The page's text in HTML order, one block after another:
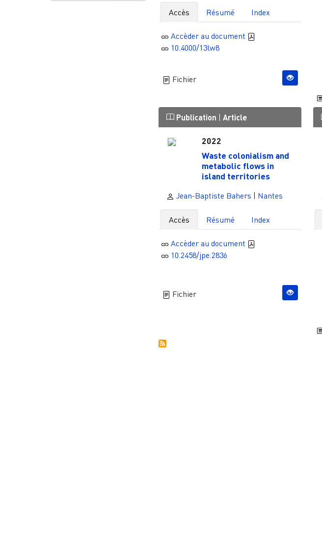
Accès Résumé Index
Accèder au document
10.4000/13lw8
Fichier
Publication |Article
2022
Waste colonialism and
metabolic flows in
island territories
Jean-Baptiste Bahers Nantes
Accès Résumé Index
Accèder au document
10.2458/jpe.2836
Fichier